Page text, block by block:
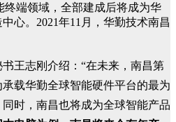
端领域，全部建成后将成为华
心。2021年11月，华勤技术南昌
王志刚介绍：“在未来，南昌第
载华勤全球智能硬件平台的最为
时，南昌也将成为全球智能产品